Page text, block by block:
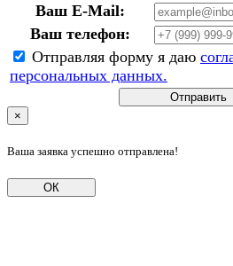
Ваш E-Mail:
Ваш телефон:
Отправляя форму я даю
персональных данных.
Отправить
×
Ваша заявка успешно отправлена!
ОК